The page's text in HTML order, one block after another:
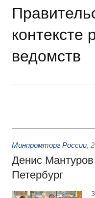
контексте
ведомств
Минпромторг России,
Денис
Петербург